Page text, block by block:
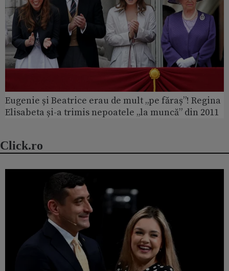
Eugenie și Beatrice erau de mult „pe făraș”! Regina
Elisabeta și-a trimis nepoatele „la muncă” din 2011
Click.ro